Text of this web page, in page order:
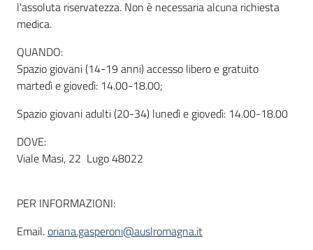
l'assoluta riservatezza. Non è necessaria alcuna richiesta
medica.
QUANDO:
Spazio giovani (14-19 anni) accesso libero e gratuito
martedì e giovedì: 14.00-18.00;
Spazio giovani adulti (20-34) lunedì e giovedì: 14.00-18.00
DOVE:
Viale Masi, 22 Lugo 48022
PER INFORMAZIONI:
Email.oriana.gasperoni@auslromagna.it